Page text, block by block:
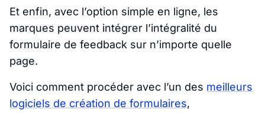
Et enfin, avec l’option simple en ligne, les
marques peuvent intégrer l’intégralité du
formulaire de feedback sur n’importe quelle
page.
Voici comment procéder avec l’un des meilleurs
logiciels de création de formulaires,